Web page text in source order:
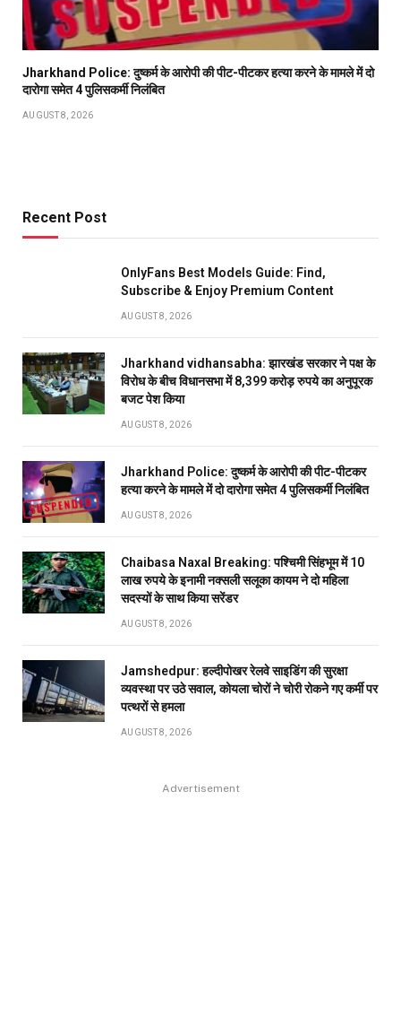
Jharkhand Police: दुष्कर्म के आरोपी की पीट-पीटकर हत्या करने के मामले में दो
दारोगा समेत 4 पुलिसकर्मी निलंबित
AUGUST 8, 2026
Recent Post
OnlyFans Best Models Guide: Find,
Subscribe & Enjoy Premium Content
AUGUST 8, 2026
Jharkhand vidhansabha: झारखंड सरकार ने पक्ष के
विरोध के बीच विधानसभा में 8,399 करोड़ रुपये का अनुपूरक
बजट पेश किया
AUGUST 8, 2026
Jharkhand Police: दुष्कर्म के आरोपी की पीट-पीटकर
हत्या करने के मामले में दो दारोगा समेत 4 पुलिसकर्मी निलंबित
AUGUST 8, 2026
Chaibasa Naxal Breaking: पश्चिमी सिंहभूम में 10
लाख रुपये के इनामी नक्सली सलूका कायम ने दो महिला
सदस्यों के साथ किया सरेंडर
AUGUST 8, 2026
Jamshedpur: हल्दीपोखर रेलवे साइडिंग की सुरक्षा
व्यवस्था पर उठे सवाल, कोयला चोरों ने चोरी रोकने गए कर्मी पर
पत्थरों से हमला
AUGUST 8, 2026
Advertisement